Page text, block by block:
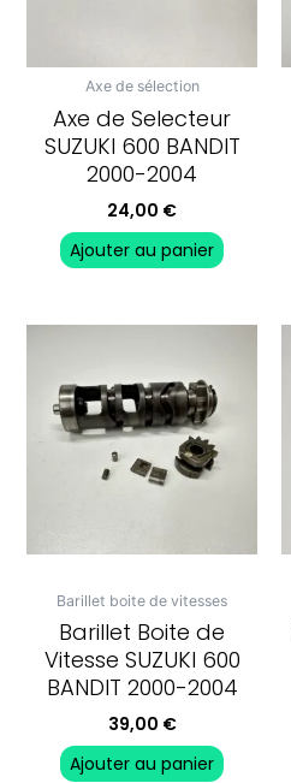
Axe de sélection
Axe de Selecteur
SUZUKI 600 BANDIT
2000-2004
24,00 €
Ajouter au panier
Barillet boite de vitesses
Barillet Boite de
Vitesse SUZUKI 600
BANDIT 2000-2004
39,00 €
Ajouter au panier